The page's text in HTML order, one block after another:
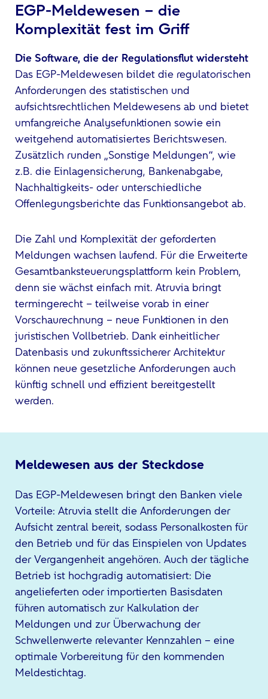
EGP-Meldewesen – die
Komplexität fest im Griff
Die Software, die der Regulationsflut widersteht
Das EGP-Meldewesen bildet die regulatorischen
Anforderungen des statistischen und
aufsichtsrechtlichen Meldewesens ab und bietet
umfangreiche Analysefunktionen sowie ein
weitgehend automatisiertes Berichtswesen.
Zusätzlich runden „Sonstige Meldungen“, wie
z.B. die Einlagensicherung, Bankenabgabe,
Nachhaltigkeits- oder unterschiedliche
Offenlegungsberichte das Funktionsangebot ab.
Die Zahl und Komplexität der geforderten
Meldungen wachsen laufend. Für die Erweiterte
Gesamtbanksteuerungsplattform kein Problem,
denn sie wächst einfach mit. Atruvia bringt
termingerecht – teilweise vorab in einer
Vorschaurechnung – neue Funktionen in den
juristischen Vollbetrieb. Dank einheitlicher
Datenbasis und zukunftssicherer Architektur
können neue gesetzliche Anforderungen auch
künftig schnell und effizient bereitgestellt
werden.
Meldewesen aus der Steckdose
Das EGP-Meldewesen bringt den Banken viele
Vorteile: Atruvia stellt die Anforderungen der
Aufsicht zentral bereit, sodass Personalkosten für
den Betrieb und für das Einspielen von Updates
der Vergangenheit angehören. Auch der tägliche
Betrieb ist hochgradig automatisiert: Die
angelieferten oder importierten Basisdaten
führen automatisch zur Kalkulation der
Meldungen und zur Überwachung der
Schwellenwerte relevanter Kennzahlen – eine
optimale Vorbereitung für den kommenden
Meldestichtag.